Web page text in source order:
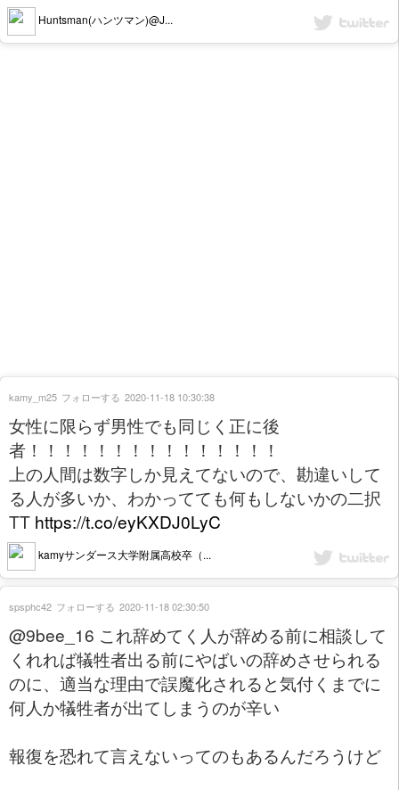
Huntsman(ハンツマン)@J...
女性に限らず男性でも同じく正に後
者！！！！！！！！！！！！！！！
上の人間は数字しか見えてないので、勘違いして
る人が多いか、わかってても何もしないかの二択
TT https://t.co/eyKXDJ0LyC
kamyサンダース大学附属高校卒（...
kamy_m25 フォローする 2020-11-18 10:30:38
@9bee_16 これ辞めてく人が辞める前に相談して
くれれば犠牲者出る前にやばいの辞めさせられる
のに、適当な理由で誤魔化されると気付くまでに
何人か犠牲者が出てしまうのが辛い
報復を恐れて言えないってのもあるんだろうけど
spsphc42 フォローする 2020-11-18 02:30:50